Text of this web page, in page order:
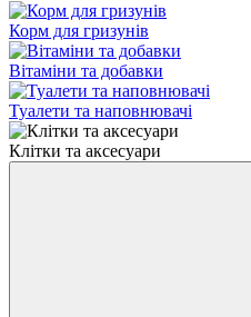
Корм для гризунів
Вітаміни та добавки
Туалети та наповнювачі
Клітки та аксесуари